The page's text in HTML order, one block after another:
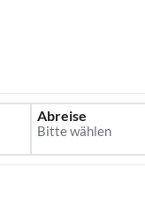
Abreise